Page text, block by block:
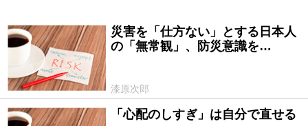
2017/03/11
災害を「仕方ない」とする日本人
の「無常観」、防災意識を…
漆原次郎
2016/12/27 「心配のしすぎ」は自分で直せる